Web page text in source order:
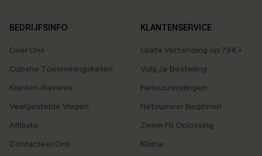
BEDRIJFSINFO
Over Ons
Cupshe Toeleveringsketen
Klanten-Reviews
Veelgestelde Vragen
Affiliate
Contacteer Ons
KLANTENSERVICE
Gratis Verzending op 79€+
Volg Je Bestelling
Retourzendingen
Retourneer Beginnen
Zwem Fit Oplossing
Klarna